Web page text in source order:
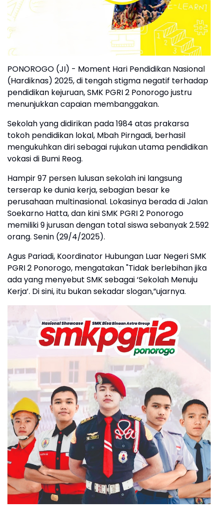
PONOROGO (JI) - Moment Hari Pendidikan Nasional
(Hardiknas) 2025, di tengah stigma negatif terhadap
pendidikan kejuruan, SMK PGRI 2 Ponorogo justru
menunjukkan capaian membanggakan.
Sekolah yang didirikan pada 1984 atas prakarsa
tokoh pendidikan lokal, Mbah Pirngadi, berhasil
mengukuhkan diri sebagai rujukan utama pendidikan
vokasi di Bumi Reog.
Hampir 97 persen lulusan sekolah ini langsung
terserap ke dunia kerja, sebagian besar ke
perusahaan multinasional. Lokasinya berada di Jalan
Soekarno Hatta, dan kini SMK PGRI 2 Ponorogo
memiliki 9 jurusan dengan total siswa sebanyak 2.592
orang. Senin (29/4/2025).
Agus Pariadi, Koordinator Hubungan Luar Negeri SMK
PGRI 2 Ponorogo, mengatakan "Tidak berlebihan jika
ada yang menyebut SMK sebagai ‘Sekolah Menuju
Kerja’. Di sini, itu bukan sekadar slogan,”ujarnya.